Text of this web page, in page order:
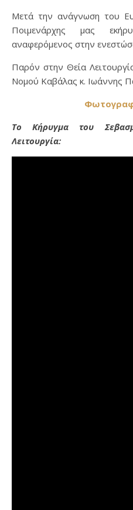
Μετά την ανάγνωση του
Ποιμενάρχης μας
αναφερόμενος στην
Παρόν στην Θεία
Νομού Καβάλας κ. Ιωάννης
Το Κήρυγμα του
Λειτουργία: